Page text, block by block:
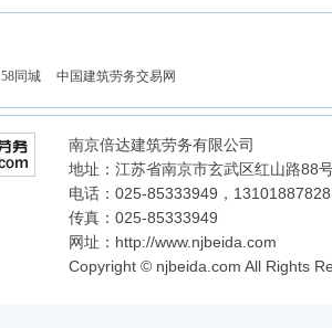
58同城 中国建筑劳务交易网
南京倍达建筑劳务有限公司
地址：江苏省南京市玄武区红山路88
电话：025-85333949，
传真：025-85333949
网址：http://www.njbeida.com
Copyright © njbeida.com All Rights